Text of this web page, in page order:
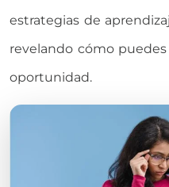
estrategias de
revelando cómo
oportunidad.